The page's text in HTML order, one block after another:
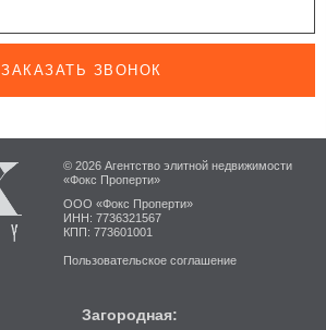
ЗАКАЗАТЬ ЗВОНОК
© 2026 Агентство элитной недвижимости
«Фокс Проперти»
ООО «Фокс Проперти»
ИНН: 7736321567
КПП: 773601001
Пользовательское соглашение
Загородная: